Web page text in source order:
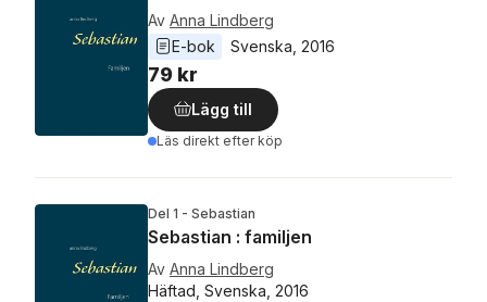
Av Anna Lindberg
E-bok
Svenska 2016
79 kr
Lägg till
Läs direkt efter köp
Del 1 - Sebastian
Sebastian : familjen
Av Anna Lindberg
Häftad, Svenska, 2016